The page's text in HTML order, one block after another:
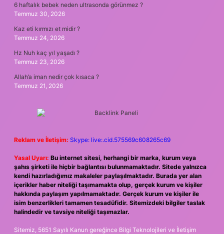
6 haftalık bebek neden ultrasonda görünmez ?
Temmuz 30, 2026
Kaz eti kırmızı et midir ?
Temmuz 24, 2026
Hz Nuh kaç yıl yaşadı ?
Temmuz 23, 2026
Allah’a iman nedir çok kısaca ?
Temmuz 21, 2026
Reklam ve İletişim: Skype: live:.cid.575569c608265c69
Yasal Uyarı: Bu internet sitesi, herhangi bir marka, kurum veya
şahıs şirketi ile hiçbir bağlantısı bulunmamaktadır. Sitede yalnızca
kendi hazırladığımız makaleler paylaşılmaktadır. Burada yer alan
içerikler haber niteliği taşımamakta olup, gerçek kurum ve kişiler
hakkında paylaşım yapılmamaktadır. Gerçek kurum ve kişiler ile
isim benzerlikleri tamamen tesadüfidir. Sitemizdeki bilgiler taslak
halindedir ve tavsiye niteliği taşımazlar.
Sitemiz, 5651 Sayılı Kanun gereğince Bilgi Teknolojileri ve İletişim